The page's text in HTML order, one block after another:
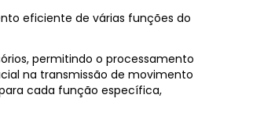
eficiente de várias funções do
permitindo o processamento
na transmissão de movimento
cada função específica,